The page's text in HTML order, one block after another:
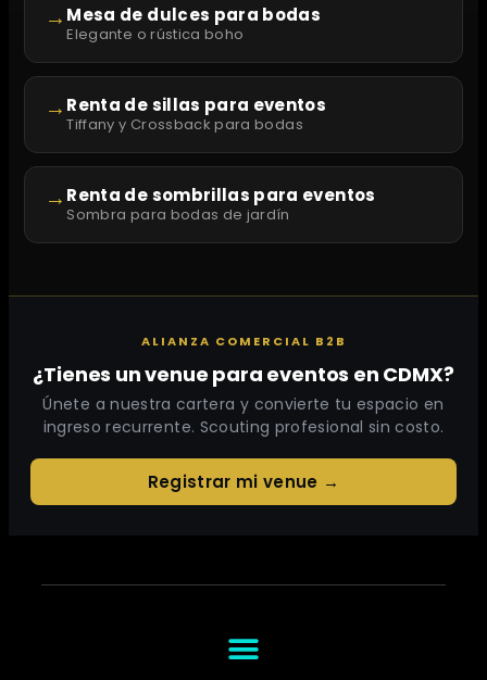
→ Mesa de dulces para bodas
Elegante o rústica boho
→ Renta de sillas para eventos
Tiffany y Crossback para bodas
→ Renta de sombrillas para eventos
Sombra para bodas de jardín
ALIANZA COMERCIAL B2B
¿Tienes un venue para eventos en CDMX?
Únete a nuestra cartera y convierte tu espacio en
ingreso recurrente. Scouting profesional sin costo.
Registrar mi venue →